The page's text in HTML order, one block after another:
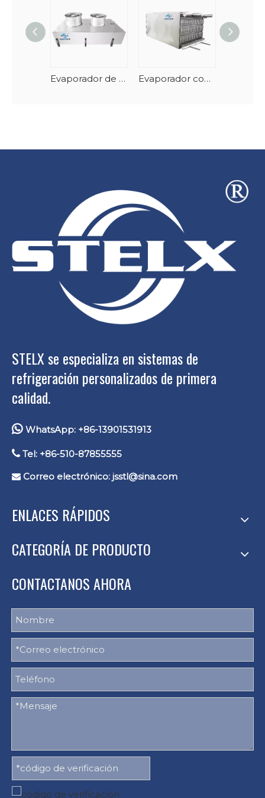
Evaporador de túnel de mariscos en espiral vertical con descongelación automática Evaporador congelador en espiral apilable de acero inoxidable y AlMg
STELX se especializa en sistemas de
refrigeración personalizados de primera
calidad.
 WhatsApp: +86-13901531913
 Tel: +86-510-87855555
 Correo electrónico: jsstl@sina.com
ENLACES RÁPIDOS
CATEGORÍA DE PRODUCTO
CONTACTANOS AHORA